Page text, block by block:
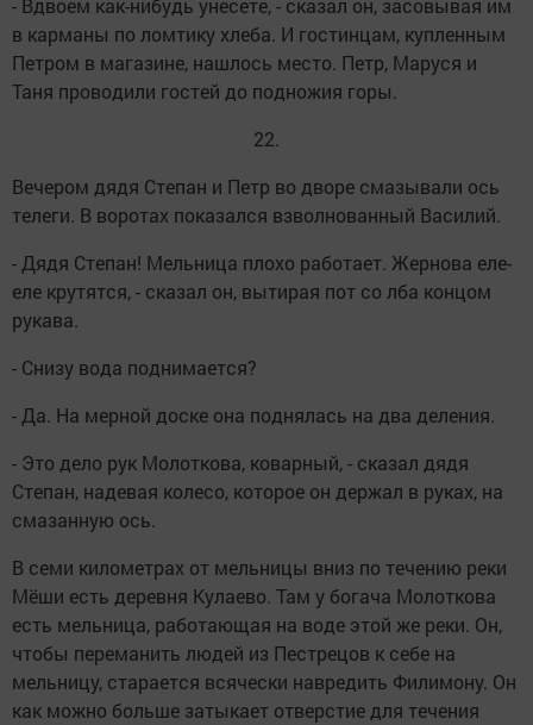
- Вдвоем как-нибудь унесете, - сказал он, засовывая им
в карманы по ломтику хлеба. И гостинцам, купленным
Петром в магазине, нашлось место. Петр, Маруся и
Таня проводили гостей до подножия горы.
22.
Вечером дядя Степан и Петр во дворе смазывали ось
телеги. В воротах показался взволнованный Василий.
- Дядя Степан! Мельница плохо работает. Жернова еле-
еле крутятся, - сказал он, вытирая пот со лба концом
рукава.
- Снизу вода поднимается?
- Да. На мерной доске она поднялась на два деления.
- Это дело рук Молоткова, коварный, - сказал дядя
Степан, надевая колесо, которое он держал в руках, на
смазанную ось.
В семи километрах от мельницы вниз по течению реки
Мёши есть деревня Кулаево. Там у богача Молоткова
есть мельница, работающая на воде этой же реки. Он,
чтобы переманить людей из Пестрецов к себе на
мельницу, старается всячески навредить Филимону. Он
как можно больше затыкает отверстие для течения